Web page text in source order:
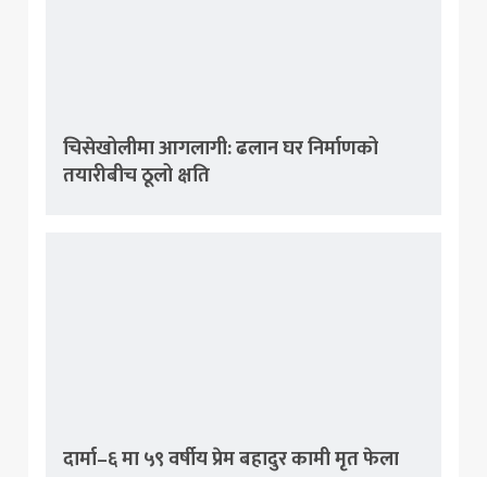
चिसेखोलीमा आगलागी: ढलान घर निर्माणको
तयारीबीच ठूलो क्षति
दार्मा–६ मा ५९ वर्षीय प्रेम बहादुर कामी मृत फेला